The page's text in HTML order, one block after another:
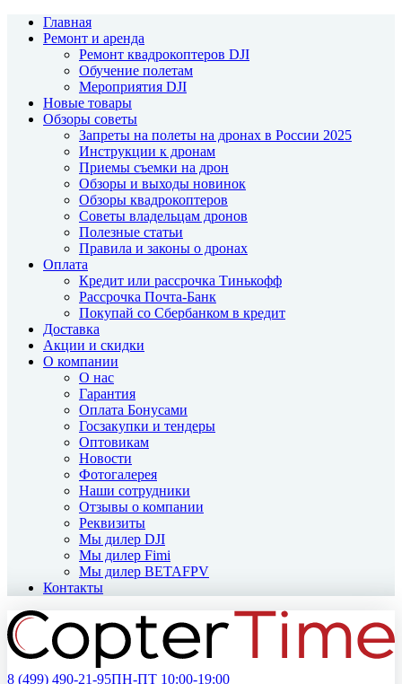
Главная
Ремонт и аренда
Ремонт квадрокоптеров DJI
Обучение полетам
Мероприятия DJI
Новые товары
Обзоры советы
Запреты на полеты на дронах в России 2025
Инструкции к дронам
Приемы съемки на дрон
Обзоры и выходы новинок
Обзоры квадрокоптеров
Советы владельцам дронов
Полезные статьи
Правила и законы о дронах
Оплата
Кредит или рассрочка Тинькофф
Рассрочка Почта-Банк
Покупай со Сбербанком в кредит
Доставка
Акции и скидки
О компании
О нас
Гарантия
Оплата Бонусами
Госзакупки и тендеры
Оптовикам
Новости
Фотогалерея
Наши сотрудники
Отзывы о компании
Реквизиты
Мы дилер DJI
Мы дилер Fimi
Мы дилер BETAFPV
Контакты
8 (499) 490-21-95ПН-ПТ 10:00-19:00